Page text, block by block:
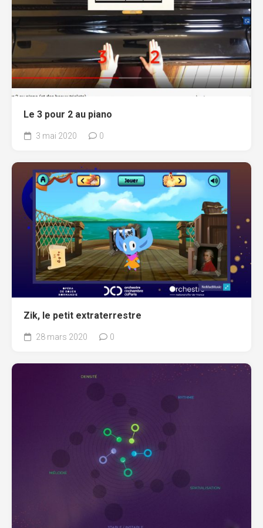
Le 3 pour 2 au piano
3 mai 2020 0
Zik, le petit extraterrestre
28 mars 2020 0